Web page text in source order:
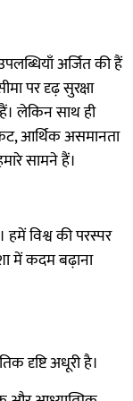
अर्जित की हैं
पर दृढ़ सुरक्षा
लेकिन साथ ही
आर्थिक असमानता
सामने हैं।
विश्व की परस्पर
में कदम बढ़ाना
दृष्टि अधूरी है।